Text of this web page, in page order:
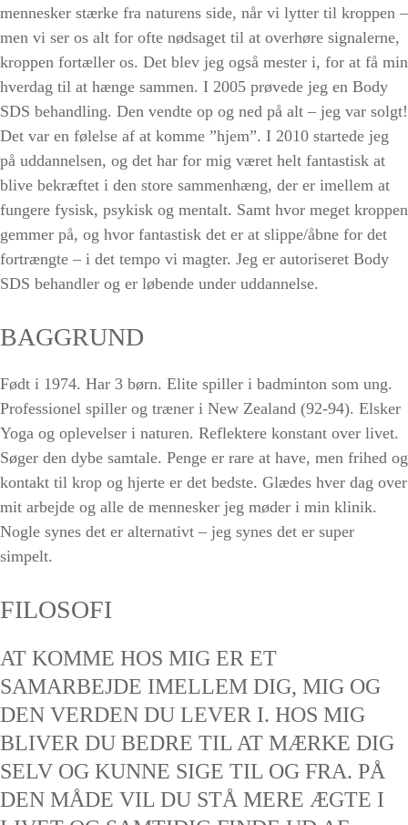
mennesker stærke fra naturens side, når vi lytter til kroppen –
men vi ser os alt for ofte nødsaget til at overhøre signalerne,
kroppen fortæller os. Det blev jeg også mester i, for at få min
hverdag til at hænge sammen. I 2005 prøvede jeg en Body
SDS behandling. Den vendte op og ned på alt – jeg var solgt!
Det var en følelse af at komme ”hjem”. I 2010 startede jeg
på uddannelsen, og det har for mig været helt fantastisk at
blive bekræftet i den store sammenhæng, der er imellem at
fungere fysisk, psykisk og mentalt. Samt hvor meget kroppen
gemmer på, og hvor fantastisk det er at slippe/åbne for det
fortrængte – i det tempo vi magter. Jeg er autoriseret Body
SDS behandler og er løbende under uddannelse.
BAGGRUND
Født i 1974. Har 3 børn. Elite spiller i badminton som ung.
Professionel spiller og træner i New Zealand (92-94). Elsker
Yoga og oplevelser i naturen. Reflektere konstant over livet.
Søger den dybe samtale. Penge er rare at have, men frihed og
kontakt til krop og hjerte er det bedste. Glædes hver dag over
mit arbejde og alle de mennesker jeg møder i min klinik.
Nogle synes det er alternativt – jeg synes det er super
simpelt.
FILOSOFI
AT KOMME HOS MIG ER ET
SAMARBEJDE IMELLEM DIG, MIG OG
DEN VERDEN DU LEVER I. HOS MIG
BLIVER DU BEDRE TIL AT MÆRKE DIG
SELV OG KUNNE SIGE TIL OG FRA. PÅ
DEN MÅDE VIL DU STÅ MERE ÆGTE I